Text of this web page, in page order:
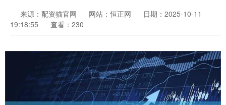
来源：配资猫官网 网站：恒正网
日期：2025-10-11
19:18:55
查看：230